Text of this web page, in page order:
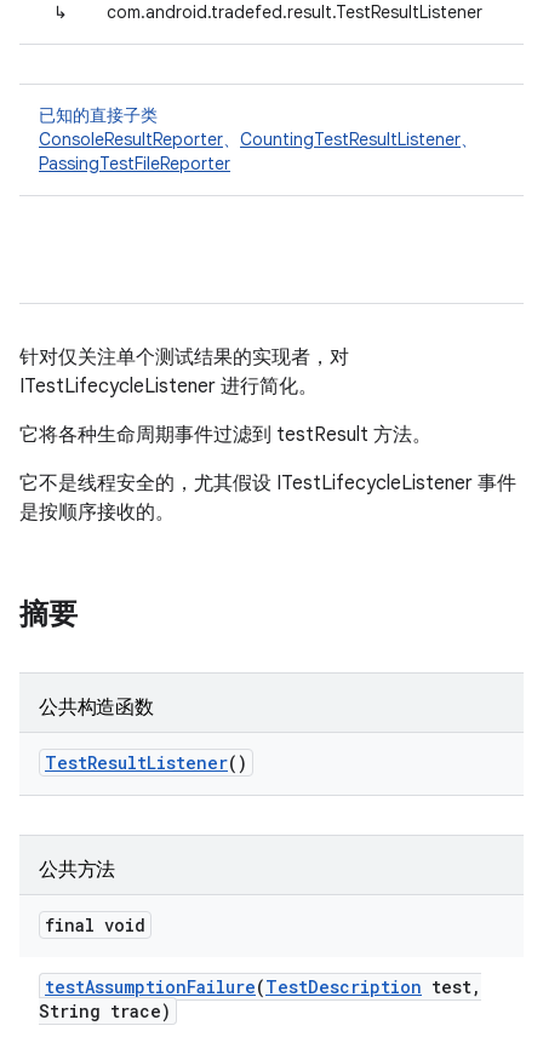
↳ com.android.tradefed.result.TestResultListener
已知的直接子类
ConsoleResultReporter、 CountingTestResultListener、
PassingTestFileReporter
针对仅关注单个测试结果的实现者，对
ITestLifecycleListener 进行简化。
它将各种生命周期事件过滤到 testResult 方法。
它不是线程安全的，尤其假设 ITestLifecycleListener 事件
是按顺序接收的。
摘要
公共构造函数
TestResultListener()
公共方法
final void
testAssumptionFailure(TestDescription test,
String trace)